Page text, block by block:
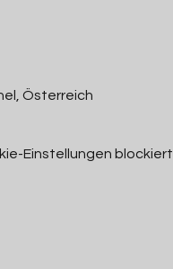
Österreich
Einstellungen blockiert.